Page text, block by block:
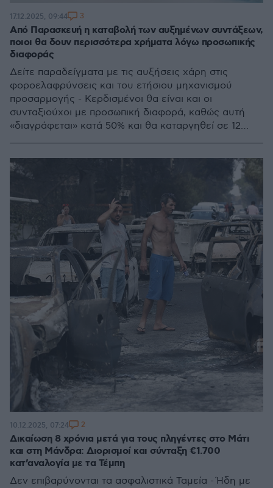
Από Παρασκευή η καταβολή των αυξημένων συντάξεων,
ποιοι θα δουν περισσότερα χρήματα λόγω προσωπικής
διαφοράς
Δείτε παραδείγματα με τις αυξήσεις χάρη στις
φοροελαφρύνσεις και του ετήσιου μηχανισμού
προσαρμογής - Κερδισμένοι θα είναι και οι
συνταξιούχοι με προσωπική διαφορά, καθώς αυτή
«διαγράφεται» κατά 50% και θα καταργηθεί σε 12
17.12.2025, 09:44 3
Δικαίωση 8 χρόνια μετά για τους πληγέντες στο Μάτι
και στη Μάνδρα: Διορισμοί και σύνταξη €1.700
κατ’αναλογία με τα Τέμπη
Δεν επιβαρύνονται τα ασφαλιστικά Ταμεία - Ήδη με
10.12.2025, 07:24 2